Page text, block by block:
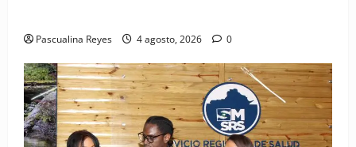
Pascualina Reyes 4 agosto, 2026 0